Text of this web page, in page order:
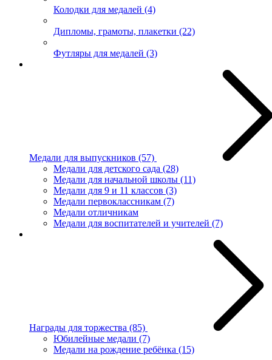
Колодки для медалей (4)
Дипломы, грамоты, плакетки (22)
Футляры для медалей (3)
Медали для выпускников (57)
Медали для детского сада (28)
Медали для начальной школы (11)
Медали для 9 и 11 классов (3)
Медали первоклассникам (7)
Медали отличникам
Медали для воспитателей и учителей (7)
Награды для торжества (85)
Юбилейные медали (7)
Медали на рождение ребёнка (15)